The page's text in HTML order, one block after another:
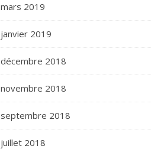
mars 2019
janvier 2019
décembre 2018
novembre 2018
septembre 2018
juillet 2018